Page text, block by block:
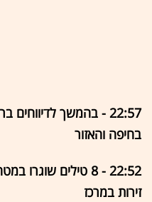
22:57 - בהמשך
בחיפה והאזור
זירות במרכז